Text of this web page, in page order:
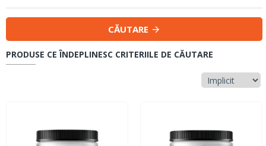
CĂUTARE
PRODUSE CE ÎNDEPLINESC CRITERIILE DE CĂUTARE